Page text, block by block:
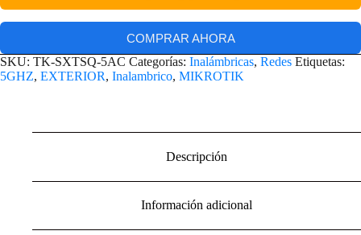
COMPRAR AHORA
SKU: TK-SXTSQ-5AC Categorías: Inalámbricas, Redes Etiquetas:
5GHZ, EXTERIOR, Inalambrico, MIKROTIK
Descripción
Información adicional